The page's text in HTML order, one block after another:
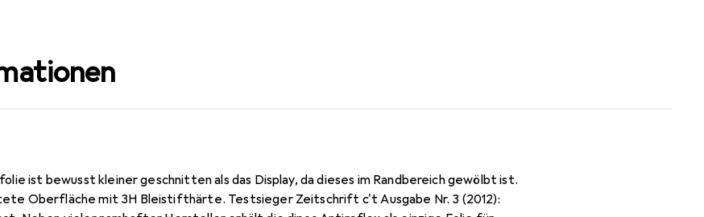
ist bewusst kleiner geschnitten als das Display, da dieses im Randbereich gewölbt ist.
Oberfläche mit 3H Bleistifthärte. Testsieger Zeitschrift c't Ausgabe Nr. 3 (2012):